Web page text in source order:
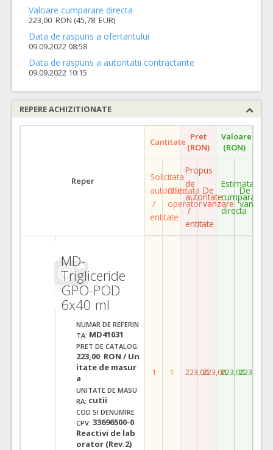
Valoare cumparare directa
223,00 RON (45,78 EUR)
Data de raspuns a ofertantului
09.09.2022 08:58
Data de raspuns a autoritatii contractante
09.09.2022 10:15
REPERE ACHIZITIONATE
Reper
Cantitate Pret
(RON)
Valoare
(RON)
Solicitata
autoritate
/
entitate
Ofertata
operator
Propus
de
autoritate
/
entitate
De
vanzare
Estimata
cumparare
directa
De
vanzare
MD-
Trigliceride
GPO-POD
6x40 ml
NUMAR DE REFERIN
TA: MD41031
PRET DE CATALOG:
223,00 RON / Un
itate de masur
a
UNITATE DE MASU
RA: cutii
COD SI DENUMIRE
CPV: 33696500-0
Reactivi de lab
orator (Rev.2)
1 1 223,00223,00223,00223,00